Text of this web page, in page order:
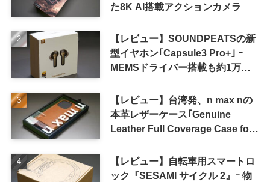
た8K AI搭載アクションカメラ
【レビュー】SOUNDPEATSの新
型イヤホン｢Capsule3 Pro+｣ ｰ
MEMSドライバー搭載も約1万円
【レビュー】台湾発、n max nの
本革レザーケース｢Genuine
Leather Full Coverage Case for
【レビュー】自転車用スマートロ
ック『SESAMI サイクル 2』ｰ 物